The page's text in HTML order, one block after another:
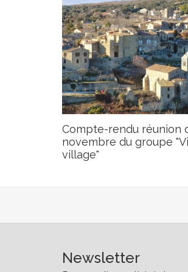
Compte-rendu réunion
novembre du groupe
village"
Newsletter